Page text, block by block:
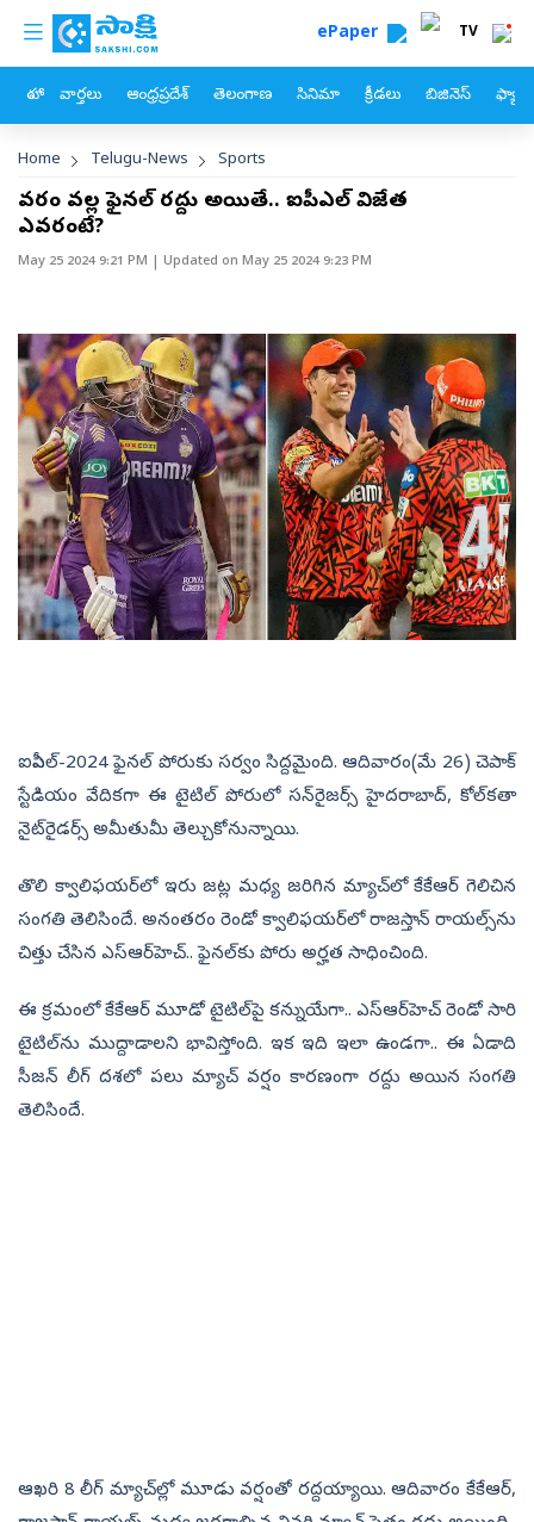
Skip to main content
custom menu ePaper TV
హోం వార్తలు ఆంధ్రప్రదేశ్ తెలంగాణ సినిమా క్రీడలు బిజినెస్
Breadcrumb
Home Telugu-News Sports
వర్షం వల్ల ఫైనల్ రద్దు అయితే.. ఐపీఎల్‌ విజేత
ఎవరంటే?
May 25 2024 9:21 PM | Updated on May 25 2024 9:23 PM
ఐపీఎల్‌-2024 ఫైనల్‌ పోరుకు సర్వం సిద్దమైంది. ఆదివారం(మే 26) చెపాక్‌
స్టేడియం వేదికగా ఈ టైటిల్‌ పోరులో సన్‌రైజర్స్‌ హైదరాబాద్‌, కోల్‌కతా
నైట్‌రైడర్స్‌ అమీతుమీ తెల్చుకోనున్నాయి.
తొలి క్వాలిఫయర్‌లో ఇరు జట్ల మధ్య జరిగిన మ్యాచ్‌లో కేకేఆర్‌ గెలిచిన
సంగతి తెలిసిందే. అనంతరం రెండో క్వాలిఫయర్‌లో​ రాజస్తాన్‌ రాయల్స్‌ను
చిత్తు చేసిన ఎస్‌ఆర్‌హెచ్‌.. ఫైనల్‌కు పోరు అర్హత సాధించింది.
ఈ క్రమంలో కేకేఆర్‌ మూడో టైటిల్‌పై కన్నుయేగా.. ఎస్‌ఆర్‌హెచ్‌ రెండో సారి
టైటిల్‌ను ముద్దాడాలని భావిస్తోంది. ఇక ఇది ఇలా ఉండగా.. ఈ ఏడాది
సీజన్‌ లీగ్‌ దశలో పలు మ్యాచ్‌ వర్షం కారణంగా రద్దు అయిన సంగతి
తెలిసిందే.
ఆఖరి 8 లీగ్ మ్యాచ్‌ల్లో మూడు వర్షంతో రద్దయ్యాయి. ఆదివారం కేకేఆర్,